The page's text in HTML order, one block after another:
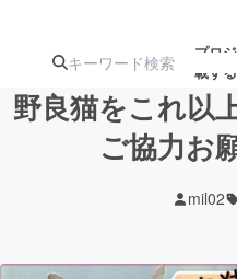
プロ
載す
ジェクト
野良猫をこれ以
ご協力お
mil02